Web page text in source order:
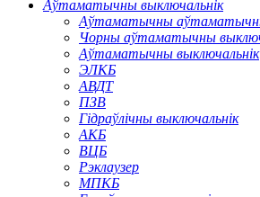
Аўтаматычны выключальнік
Аўтаматычны
Чорны аўтаматычны
Аўтаматычны выключальнік
ЭЛКБ
АВДТ
ПЗВ
Гідраўлічны выключальнік
АКБ
ВЦБ
Рэклаузер
МПКБ